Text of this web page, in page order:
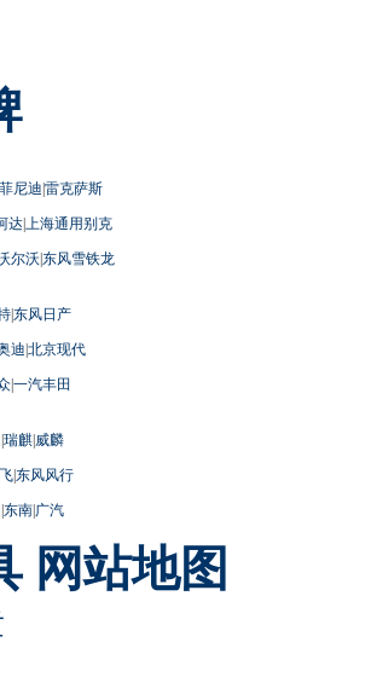
尼迪|雷克萨斯
达| 上海通用别克
尔沃|东风雪铁龙
|东风日产
迪|北京现代
|一汽丰田
|瑞麒|威麟
|东风风行
|东南|广汽
网站地图